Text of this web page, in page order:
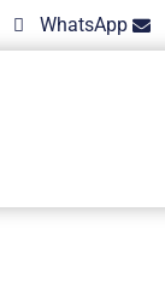
WhatsApp